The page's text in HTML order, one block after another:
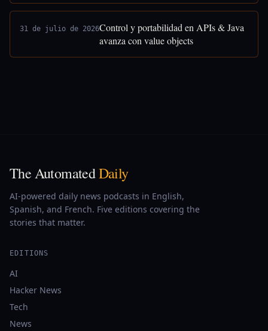
31 de julio de 2026Control y portabilidad en APIs & Java
avanza con value objects
The AutomatedDaily
AI-powered daily news podcasts in English,
Spanish, and French. Five editions covering the
stories that matter.
EDITIONS
AI
Hacker News
Tech
News